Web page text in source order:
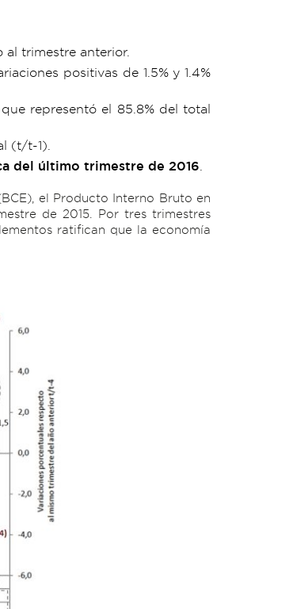
trimestre anterior.
positivas de 1.5% y 1.4%
representó el 85.8% del total
(t/t-1).
del último trimestre de 2016
el Producto Interno Bruto en
de 2015. Por tres trimestres
ratifican que la economía